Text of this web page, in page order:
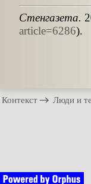
Cтенгазета.
article=6286).
Контекст Люди и